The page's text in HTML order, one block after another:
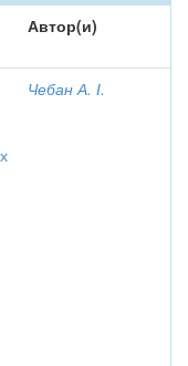
Автор(и)
Чебан А. І.